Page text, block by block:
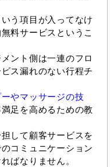
う項目が入ってなけ
料サービスというこ
ント側は一連のフロ
ス漏れのない行程チ
ーやマッサージの技
足を高めるための教
して顧客サービスを
コミュニケーション
ばなりません。